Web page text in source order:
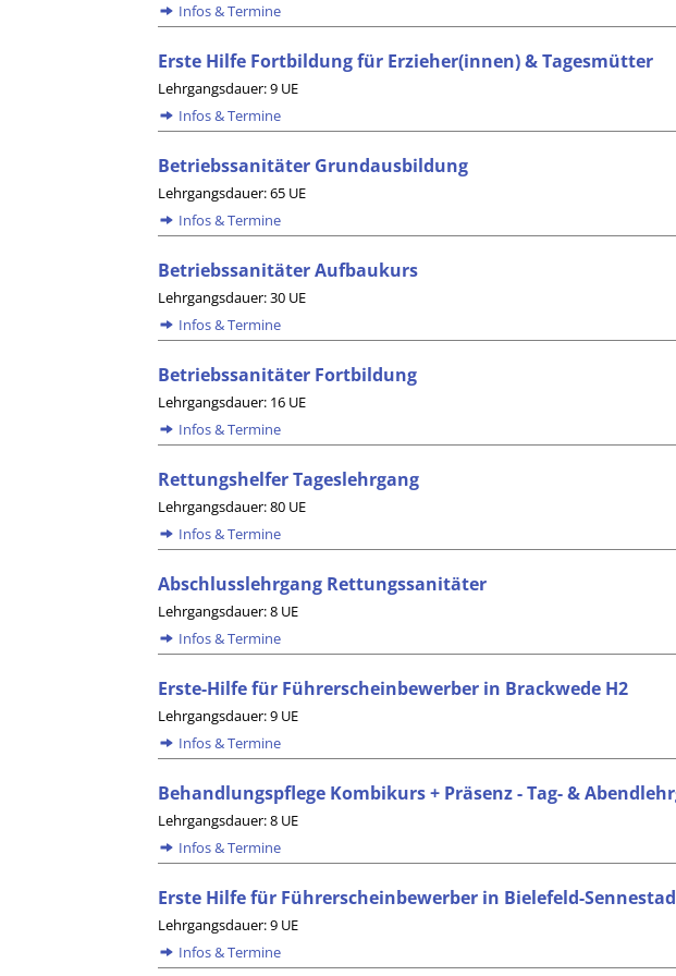
Infos & Termine
Erste Hilfe Fortbildung für Erzieher(innen) & Tagesmütter
Lehrgangsdauer: 9 UE
Infos & Termine
Betriebssanitäter Grundausbildung
Lehrgangsdauer: 65 UE
Infos & Termine
Betriebssanitäter Aufbaukurs
Lehrgangsdauer: 30 UE
Infos & Termine
Betriebssanitäter Fortbildung
Lehrgangsdauer: 16 UE
Infos & Termine
Rettungshelfer Tageslehrgang
Lehrgangsdauer: 80 UE
Infos & Termine
Abschlusslehrgang Rettungssanitäter
Lehrgangsdauer: 8 UE
Infos & Termine
Erste-Hilfe für Führerscheinbewerber in Brackwede H2
Lehrgangsdauer: 9 UE
Infos & Termine
Behandlungspflege Kombikurs + Präsenz - Tag- &
Lehrgangsdauer: 8 UE
Infos & Termine
Erste Hilfe für Führerscheinbewerber in Bielefeld-
Lehrgangsdauer: 9 UE
Infos & Termine